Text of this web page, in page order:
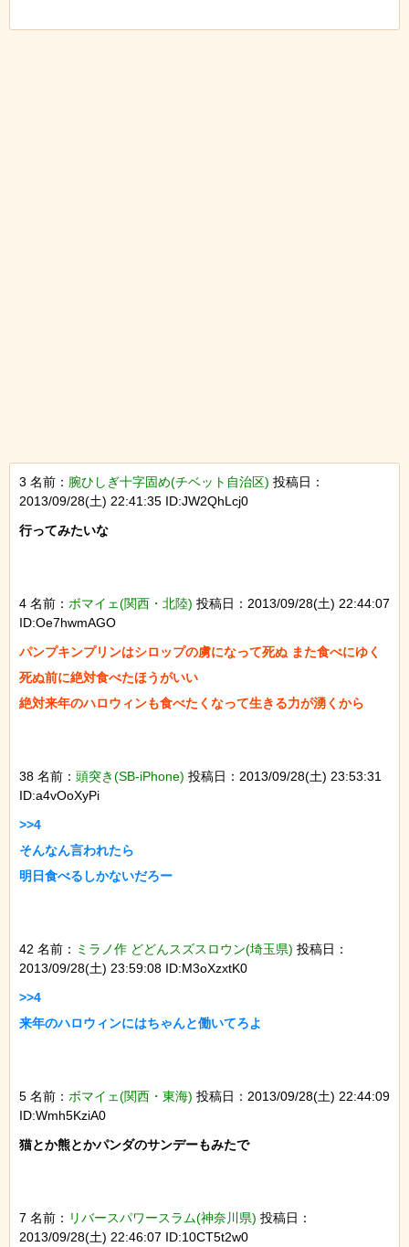
3 名前： 腕ひしぎ十字固め(チベット自治区) 投稿日：
2013/09/28(土) 22:41:35 ID:JW2QhLcj0
行ってみたいな
4 名前： ボマイェ(関西・北陸) 投稿日：2013/09/28(土) 22:44:07
ID:Oe7hwmAGO
パンプキンプリンはシロップの虜になって死ぬ また食べにゆく
死ぬ前に絶対食べたほうがいい
38 名前： 頭突き(SB-iPhone) 投稿日：2013/09/28(土) 23:53:31
ID:a4vOoXyPi
>>4
そんなん言われたら
42 名前： ミラノ作 どどんスズスロウン(埼玉県) 投稿日：
2013/09/28(土) 23:59:08 ID:M3oXzxtK0
>>4
5 名前： ボマイェ(関西・東海) 投稿日：2013/09/28(土) 22:44:09
ID:Wmh5KziA0
猫とか熊とかパンダのサンデーもみたで
7 名前： リバースパワースラム(神奈川県) 投稿日：
2013/09/28(土) 22:46:07 ID:10CT5t2w0